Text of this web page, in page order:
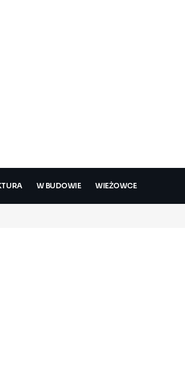
W BUDOWIE WIEŻOWCE